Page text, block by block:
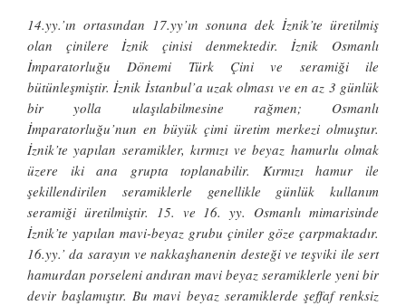
14.yy.’ın ortasından 17.yy’ın sonuna dek İznik’te üretilmiş
olan çinilere İznik çinisi denmektedir. İznik Osmanlı
İmparatorluğu Dönemi Türk Çini ve seramiği ile
bütünleşmiştir. İznik İstanbul’a uzak olması ve en az 3 günlük
bir yolla ulaşılabilmesine rağmen; Osmanlı
İmparatorluğu’nun en büyük çimi üretim merkezi olmuştur.
İznik’te yapılan seramikler, kırmızı ve beyaz hamurlu olmak
üzere iki ana grupta toplanabilir. Kırmızı hamur ile
şekillendirilen seramiklerle genellikle günlük kullanım
seramiği üretilmiştir. 15. ve 16. yy. Osmanlı mimarisinde
İznik’te yapılan mavi-beyaz grubu çiniler göze çarpmaktadır.
16.yy.’ da sarayın ve nakkaşhanenin desteği ve teşviki ile sert
hamurdan porseleni andıran mavi beyaz seramiklerle yeni bir
devir başlamıştır. Bu mavi beyaz seramiklerde şeffaf renksiz